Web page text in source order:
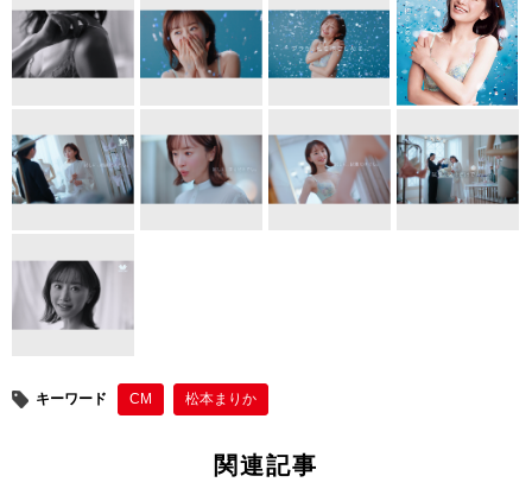
er e
b
o
k
e
st
キーワード CM 松本まりか
関連記事